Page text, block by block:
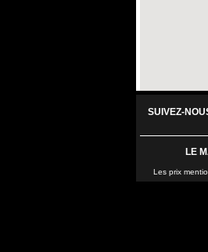
SUIVEZ-
LE
Les prix